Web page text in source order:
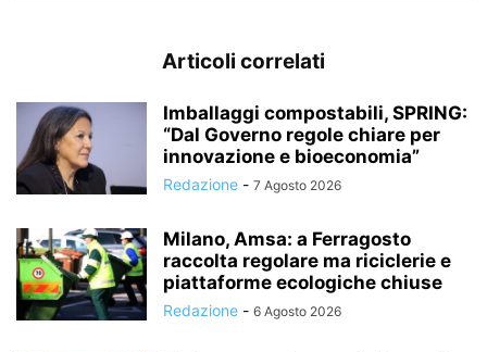
Articoli correlati
Imballaggi compostabili, SPRING:
“Dal Governo regole chiare per
innovazione e bioeconomia”
Redazione - 7 Agosto 2026
Milano, Amsa: a Ferragosto
raccolta regolare ma riciclerie e
piattaforme ecologiche chiuse
Redazione - 6 Agosto 2026